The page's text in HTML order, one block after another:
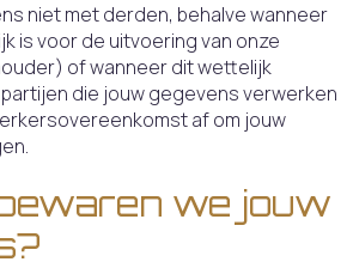
niet met derden, behalve wanneer
is voor de uitvoering van onze
of wanneer dit wettelijk
die jouw gegevens verwerken
af om jouw
we jouw